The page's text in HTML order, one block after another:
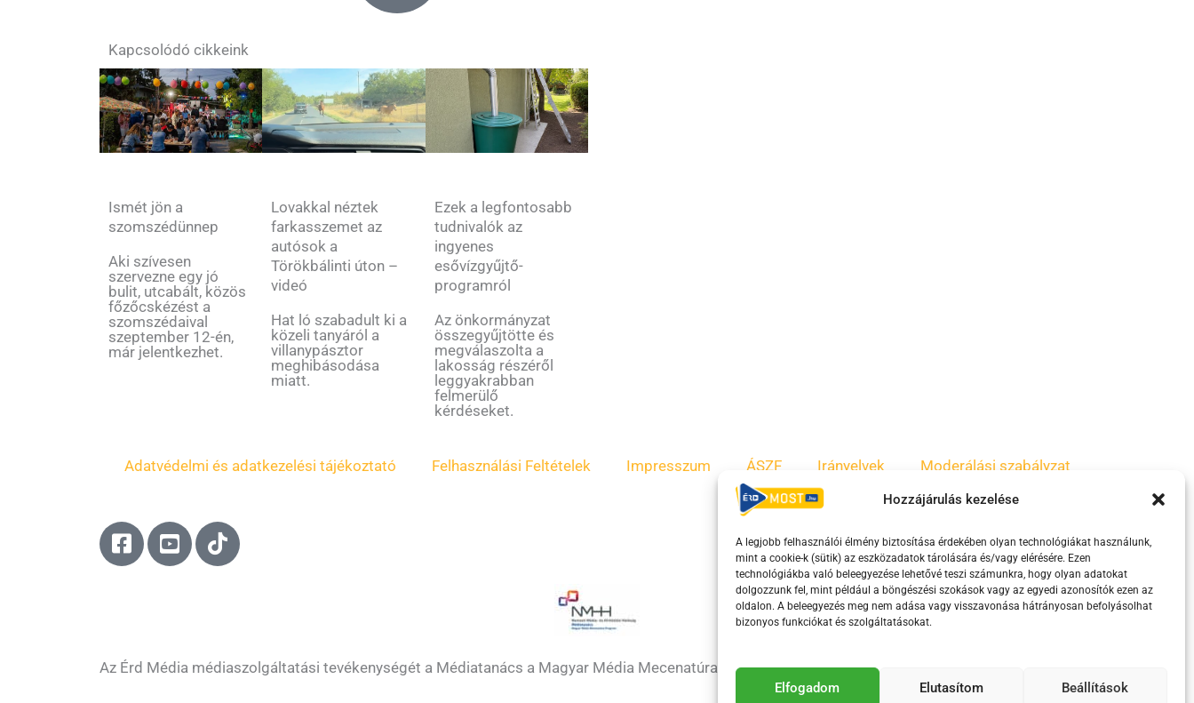
Hozzájárulás kezelése
A legjobb felhasználói élmény biztosítása érdekében olyan technológiákat használunk,
mint a cookie-k (sütik) az eszközadatok tárolására és/vagy elérésére. Ezen
technológiákba való beleegyezése lehetővé teszi számunkra, hogy olyan adatokat
dolgozzunk fel, mint például a böngészési szokások vagy az egyedi azonosítók ezen az
oldalon. A beleegyezés meg nem adása vagy visszavonása hátrányosan befolyásolhat
bizonyos funkciókat és szolgáltatásokat.
Elfogadom Elutasítom Beállítások
Kapcsolódó cikkeink
Ismét jön a
szomszédünnep
Aki szívesen
szervezne egy jó
bulit, utcabált, közös
főzőcskézést a
szomszédaival
szeptember 12-én,
már jelentkezhet.
Lovakkal néztek
farkasszemet az
autósok a
Törökbálinti úton –
videó
Hat ló szabadult ki a
közeli tanyáról a
villanypásztor
meghibásodása
miatt.
Ezek a legfontosabb
tudnivalók az
ingyenes
esővízgyűjtő-
programról
Az önkormányzat
összegyűjtötte és
megválaszolta a
lakosság részéről
leggyakrabban
felmerülő
kérdéseket.
Adatvédelmi és adatkezelési tájékoztató Felhasználási Feltételek Impresszum ÁSZF Irányelvek Moderálási szabályzat
F
a
o
Y
o
e
T
i
Az Érd Média médiaszolgáltatási tevékenységét a Médiatanács a Magyar Média Mecenatúra program keretében támogatja.